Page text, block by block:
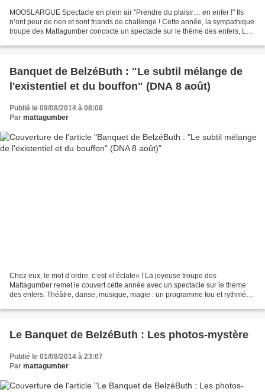
MOOSLARGUE Spectacle en plein air "Prendre du plaisir… en enfer !" Ils
n’ont peur de rien et sont friands de challenge ! Cette année, la sympathique
troupe des Mattagumber concocte un spectacle sur le thème des enfers, Le
Banquet de BelzéButh : "Le subtil mélange de
l'existentiel et du bouffon" (DNA 8 août)
Publié le 09/08/2014 à 08:08
Par mattagumber
Chez eux, le mot d’ordre, c’est «l’éclate» ! La joyeuse troupe des
Mattagumber remet le couvert cette année avec un spectacle sur le thème
des enfers. Théâtre, danse, musique, magie : un programme fou et rythmé
Le Banquet de BelzéButh : Les photos-mystère
Publié le 01/08/2014 à 23:07
Par mattagumber